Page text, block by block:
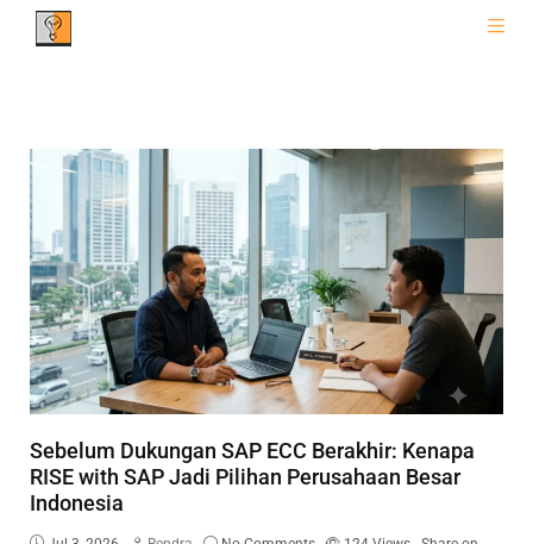
Sebelum Dukungan SAP ECC Berakhir: Kenapa
RISE with SAP Jadi Pilihan Perusahaan Besar
Indonesia